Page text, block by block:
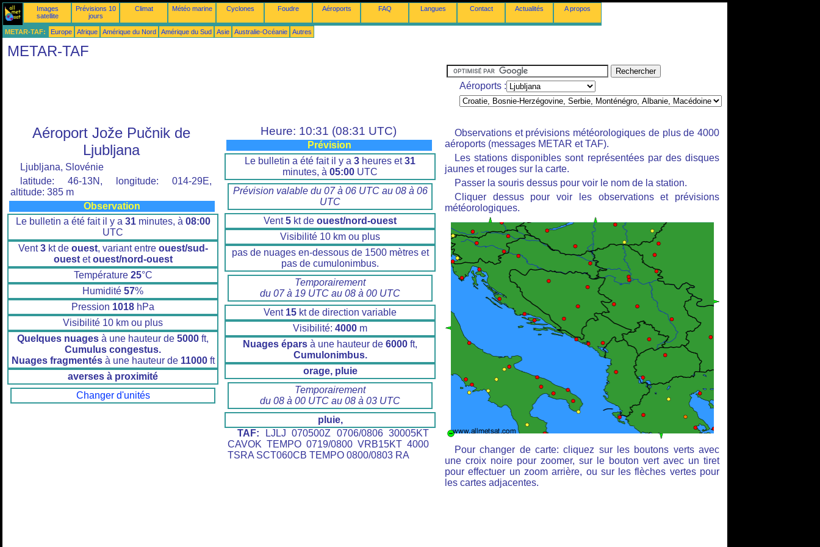
Images
satellite
Prévisions 10
jours
Climat Météo marine Cyclones Foudre Aéroports FAQ Langues Contact Actualités A propos
METAR-TAF: Europe Afrique Amérique du Nord Amérique du Sud Asie Australie-Océanie Autres
METAR-TAF
Aéroports :
Aéroport Jože Pučnik de
Ljubljana
Ljubljana, Slovénie
latitude: 46-13N, longitude: 014-29E,
altitude: 385 m
Observation
Le bulletin a été fait il y a 31minutes, à 08:00
UTC
Vent3kt de ouest, variant entre ouest/sud-
ouestetouest/nord-ouest
Température 25°C
Humidité 57%
Pression 1018 hPa
Visibilité 10 km ou plus
Quelques nuages à une hauteur de 5000 ft,
Cumulus congestus.
Nuages fragmentésà une hauteur de 11000ft
averses à proximité
Changer d'unités
Heure: 10:31 (08:31 UTC)
Prévision
Le bulletin a été fait il y a 3 heures et31
minutes, à 05:00 UTC
Prévision valable du 07 à 06 UTC au 08 à 06
UTC
Vent5 kt de ouest/nord-ouest
Visibilité 10 km ou plus
pas de nuages en-dessous de 1500 mètres et
pas de cumulonimbus.
Temporairement
du 07 à 19 UTC au 08 à 00 UTC
Vent 15 kt de direction variable
Visibilité: 4000 m
Nuages épars à une hauteur de 6000 ft,
Cumulonimbus.
orage, pluie
Temporairement
du 08 à 00 UTC au 08 à 03 UTC
pluie,
TAF: LJLJ 070500Z 0706/0806 30005KT
CAVOK TEMPO 0719/0800 VRB15KT 4000
TSRA SCT060CB TEMPO 0800/0803 RA
Observations et prévisions météorologiques de plus de 4000
aéroports (messages METAR et TAF).
Les stations disponibles sont représentées par des disques
jaunes et rouges sur la carte.
Passer la souris dessus pour voir le nom de la station.
Cliquer dessus pour voir les observations et prévisions
météorologiques.
Pour changer de carte: cliquez sur les boutons verts avec
une croix noire pour zoomer, sur le bouton vert avec un tiret
pour effectuer un zoom arrière, ou sur les flèches vertes pour
les cartes adjacentes.